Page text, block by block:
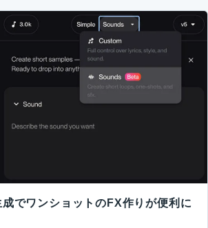
でワンショットのFX作りが便利に